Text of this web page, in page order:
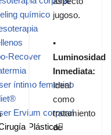
químico
Recover
íntimo femenino
Ervium corporal
Plástica
jugoso.
•
Luminosidad
Inmediata:
Ideal
como
tratamiento
de